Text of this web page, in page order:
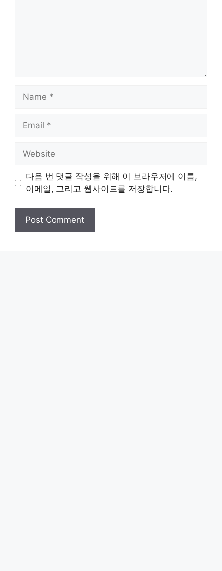
Name
Email
Website
다음 번 댓글 작성을 위해 이 브라우저에 이름,
이메일, 그리고 웹사이트를 저장합니다.